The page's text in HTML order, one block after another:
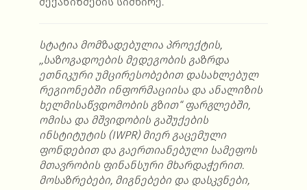
სტატია მომზადებულია პროექტის,
,,საზოგადოების მედეგობის გაზრდა
ეთნიკური უმცირესობებით დასახლებულ
რეგიონებში ინფორმაციისა და ანალიზის
ხელმისაწვდომობის გზით“ ფარგლებში,
ომისა და მშვიდობის გაშუქების
ინსტიტუტის (IWPR) მიერ გაცემული
ფონდებით და გაერთიანებული სამეფოს
მთავრობის ფინანსური მხარდაჭერით.
მოსაზრებები, მიგნებები და დასკვნები,